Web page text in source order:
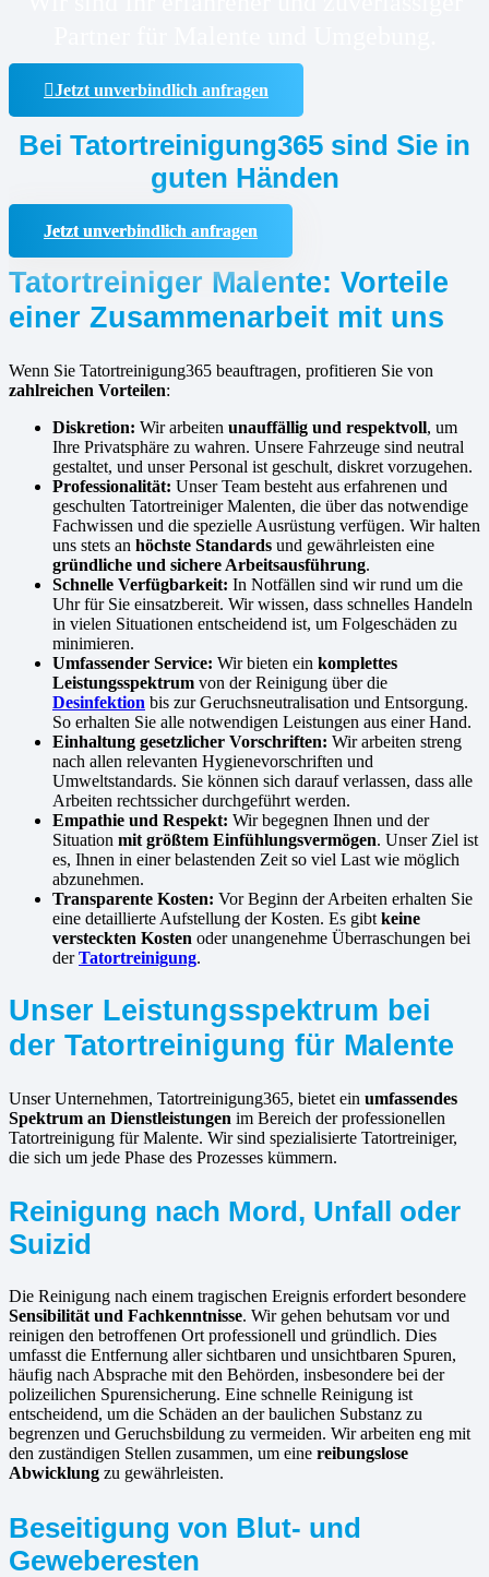
Jetzt unverbindlich anfragen
Bei Tatortreinigung365 sind Sie in
guten Händen
Jetzt unverbindlich anfragen
Tatortreiniger Malente: Vorteile
einer Zusammenarbeit mit uns
Wenn Sie Tatortreinigung365 beauftragen, profitieren Sie von
zahlreichen Vorteilen:
Diskretion: Wir arbeiten unauffällig und respektvoll, um
Ihre Privatsphäre zu wahren. Unsere Fahrzeuge sind neutral
gestaltet, und unser Personal ist geschult, diskret vorzugehen.
Professionalität: Unser Team besteht aus erfahrenen und
geschulten Tatortreiniger Malenten, die über das notwendige
Fachwissen und die spezielle Ausrüstung verfügen. Wir halten
uns stets an höchste Standards und gewährleisten eine
gründliche und sichere Arbeitsausführung.
Schnelle Verfügbarkeit: In Notfällen sind wir rund um die
Uhr für Sie einsatzbereit. Wir wissen, dass schnelles Handeln
in vielen Situationen entscheidend ist, um Folgeschäden zu
minimieren.
Umfassender Service: Wir bieten ein komplettes
Leistungsspektrum von der Reinigung über die
Desinfektion bis zur Geruchsneutralisation und Entsorgung.
So erhalten Sie alle notwendigen Leistungen aus einer Hand.
Einhaltung gesetzlicher Vorschriften: Wir arbeiten streng
nach allen relevanten Hygienevorschriften und
Umweltstandards. Sie können sich darauf verlassen, dass alle
Arbeiten rechtssicher durchgeführt werden.
Empathie und Respekt: Wir begegnen Ihnen und der
Situation mit größtem Einfühlungsvermögen. Unser Ziel ist
es, Ihnen in einer belastenden Zeit so viel Last wie möglich
abzunehmen.
Transparente Kosten: Vor Beginn der Arbeiten erhalten Sie
eine detaillierte Aufstellung der Kosten. Es gibt keine
versteckten Kosten oder unangenehme Überraschungen bei
derTatortreinigung.
Unser Leistungsspektrum bei
der Tatortreinigung für Malente
Unser Unternehmen, Tatortreinigung365, bietet ein umfassendes
Spektrum an Dienstleistungen im Bereich der professionellen
Tatortreinigung für Malente. Wir sind spezialisierte Tatortreiniger,
die sich um jede Phase des Prozesses kümmern.
Reinigung nach Mord, Unfall oder
Suizid
Die Reinigung nach einem tragischen Ereignis erfordert besondere
Sensibilität und Fachkenntnisse. Wir gehen behutsam vor und
reinigen den betroffenen Ort professionell und gründlich. Dies
umfasst die Entfernung aller sichtbaren und unsichtbaren Spuren,
häufig nach Absprache mit den Behörden, insbesondere bei der
polizeilichen Spurensicherung. Eine schnelle Reinigung ist
entscheidend, um die Schäden an der baulichen Substanz zu
begrenzen und Geruchsbildung zu vermeiden. Wir arbeiten eng mit
den zuständigen Stellen zusammen, um eine reibungslose
Abwicklung zu gewährleisten.
Beseitigung von Blut- und
Geweberesten